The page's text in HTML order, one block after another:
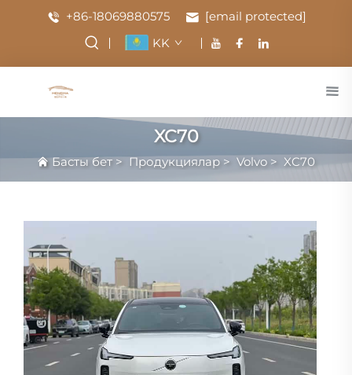
+86-18069880575
[email protected]
KK
XC70
Басты бет > Продукциялар > Volvo > XC70